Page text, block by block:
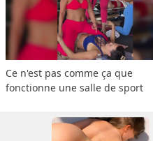
Ce n'est pas comme ça que
fonctionne une salle de sport